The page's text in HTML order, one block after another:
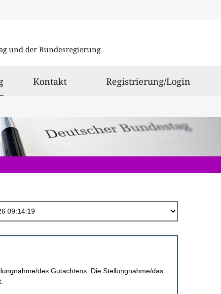
und der Bundesregierung
ausgewählt
Kontakt Registrierung/Login
des Gutachtens. Die Stellungnahme/das